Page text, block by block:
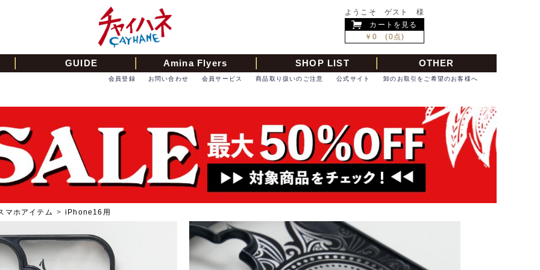
ようこそ ゲスト 様
カートを見る
￥0 (0点)
GUIDE Amina Flyers SHOP LIST OTHER
卸のお取引をご希望のお客様へ
公式サイト
商品取り扱いのご注意
会員サービス
お問い合わせ
会員登録
マホアイテム > iPhone16用